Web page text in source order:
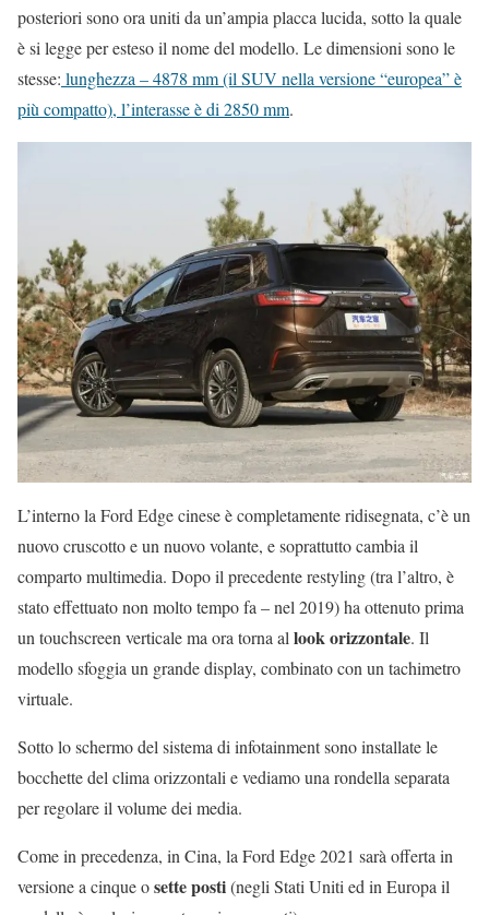
posteriori sono ora uniti da un’ampia placca lucida, sotto la quale
è si legge per esteso il nome del modello. Le dimensioni sono le
stesse: lunghezza – 4878 mm (il SUV nella versione “europea” è
più compatto), l’interasse è di 2850 mm.
L’interno la Ford Edge cinese è completamente ridisegnata, c’è un
nuovo cruscotto e un nuovo volante, e soprattutto cambia il
comparto multimedia. Dopo il precedente restyling (tra l’altro, è
stato effettuato non molto tempo fa – nel 2019) ha ottenuto prima
un touchscreen verticale ma ora torna al look orizzontale. Il
modello sfoggia un grande display, combinato con un tachimetro
virtuale.
Sotto lo schermo del sistema di infotainment sono installate le
bocchette del clima orizzontali e vediamo una rondella separata
per regolare il volume dei media.
Come in precedenza, in Cina, la Ford Edge 2021 sarà offerta in
versione a cinque osette posti(negli Stati Uniti ed in Europa il